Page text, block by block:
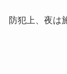
防犯上、夜は